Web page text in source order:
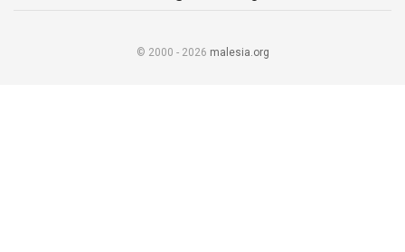
© 2000 - 2026 malesia.org